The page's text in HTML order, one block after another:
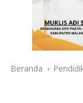
Beranda